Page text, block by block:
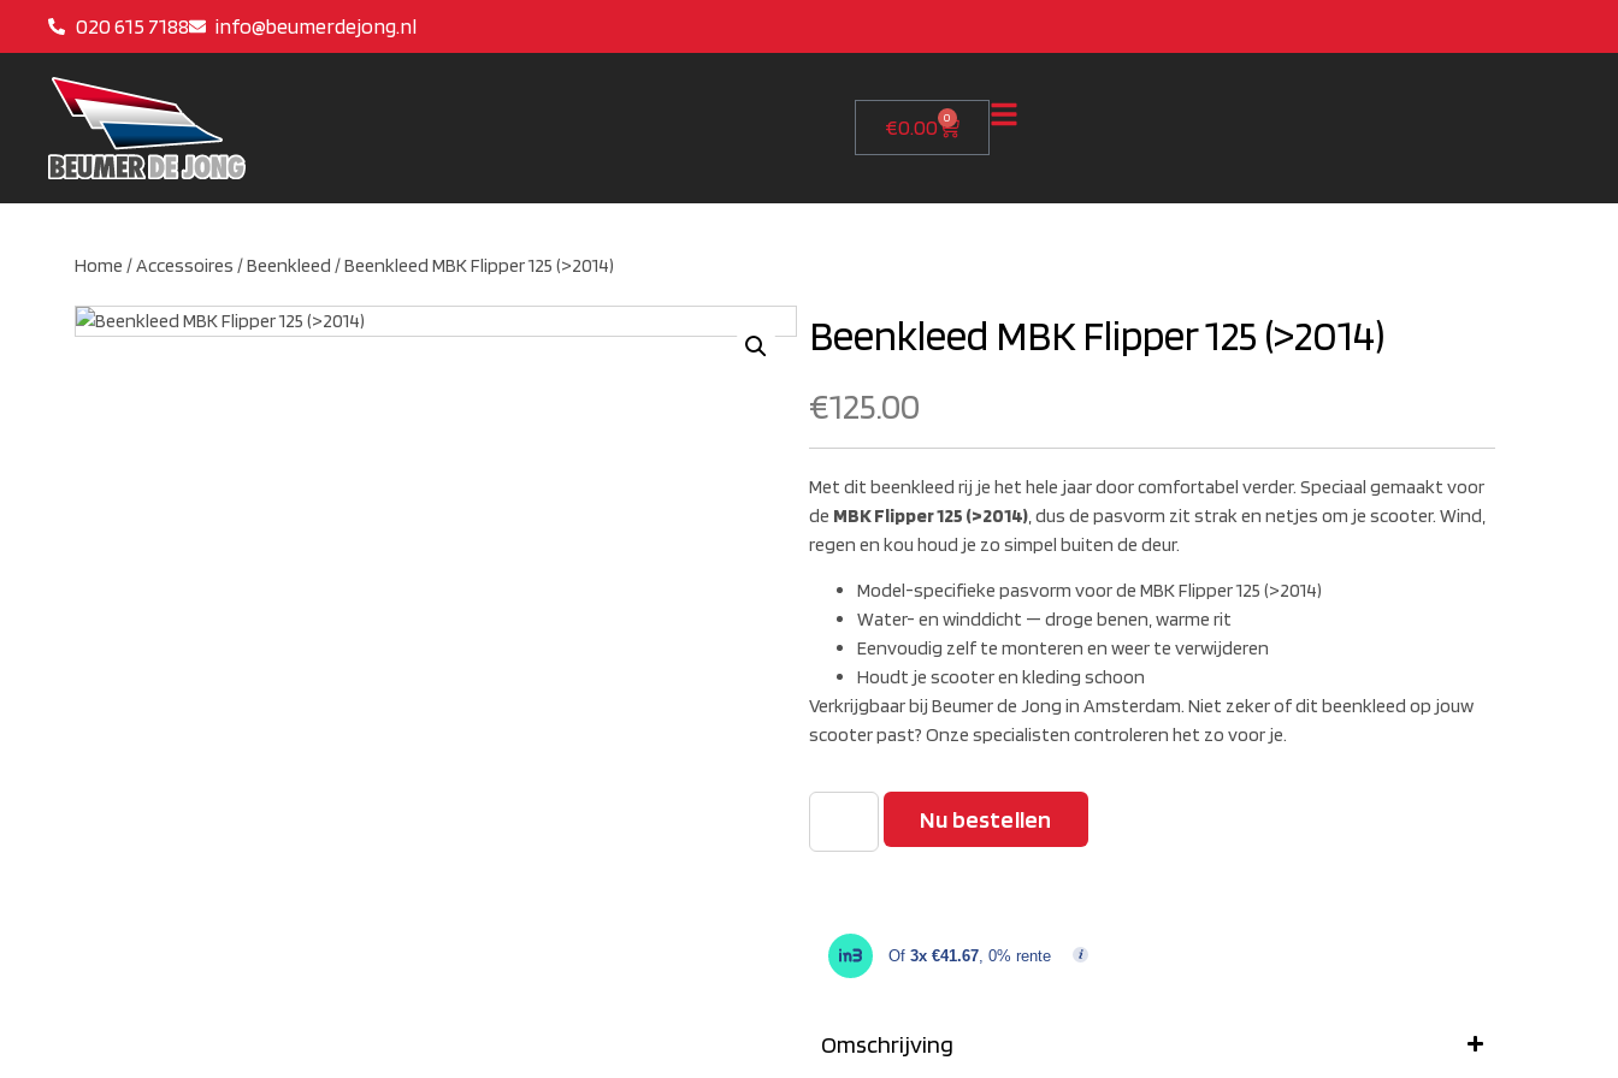
020 615 7188 info@beumerdejong.nl
€0.00 0
Home /Accessoires /Beenkleed / Beenkleed MBK Flipper 125 (>2014)
Beenkleed MBK Flipper 125 (>2014)
€125.00
Met dit beenkleed rij je het hele jaar door comfortabel verder. Speciaal gemaakt voor
de MBK Flipper 125 (>2014) , dus de pasvorm zit strak en netjes om je scooter. Wind,
regen en kou houd je zo simpel buiten de deur.
Model-specifieke pasvorm voor de MBK Flipper 125 (>2014)
Water- en winddicht — droge benen, warme rit
Eenvoudig zelf te monteren en weer te verwijderen
Houdt je scooter en kleding schoon
Verkrijgbaar bij Beumer de Jong in Amsterdam. Niet zeker of dit beenkleed op jouw
scooter past? Onze specialisten controleren het zo voor je.
Nu bestellen
Of 3x €41.67 , 0% rente
Omschrijving